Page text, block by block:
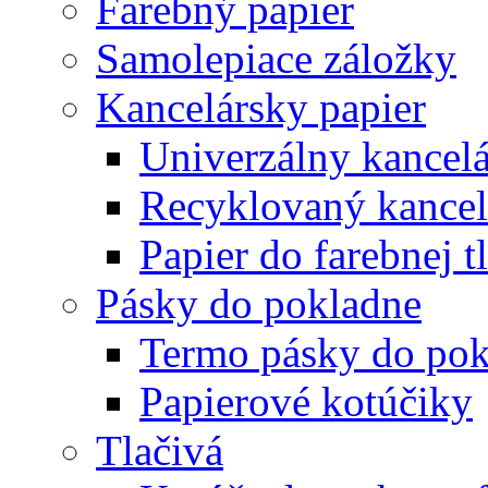
Samolepiace záložky
Kancelársky papier
Univerzálny
Recyklovaný
Papier do farebnej
Pásky do pokladne
Termo pásky do
Papierové kotúčiky
Tlačivá